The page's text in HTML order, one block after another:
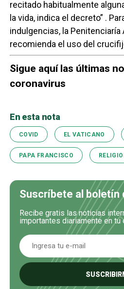
recitado habitualmente
la vida, indica el decreto” .
indulgencias, la Penitenciaría
recomienda el uso del
Sigue aquí las últimas
coronavirus
En esta nota
COVID EL VATICANO
PAPA FRANCISCO
Suscríbete al boletín
Recibe gratis las noticias
importantes diariamente en tu